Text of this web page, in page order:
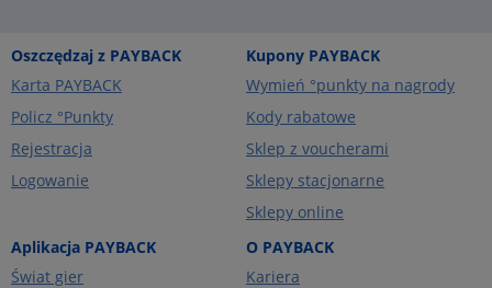
Oszczędzaj z PAYBACK
Karta PAYBACK
Policz °Punkty
Rejestracja
Logowanie
Kupony PAYBACK
Wymień °punkty na nagrody
Kody rabatowe
Sklep z voucherami
Sklepy stacjonarne
Sklepy online
Aplikacja PAYBACK
Świat gier
O PAYBACK
Kariera